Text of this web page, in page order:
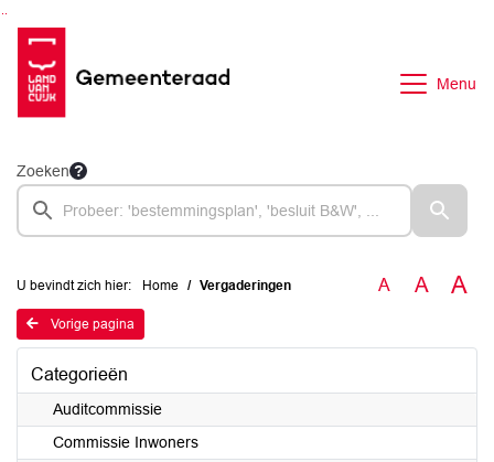
Menu
Zoeken
U bevindt zich hier: Home Vergaderingen A A A
Vorige pagina
Categorieën
Auditcommissie
Commissie Inwoners